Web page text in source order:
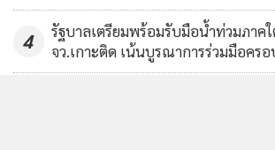
4
รัฐบาลเตรียมพร้อมรับมือน้ำท่วมภาคใ
จว.เกาะติด เน้นบูรณาการร่วมมือคร